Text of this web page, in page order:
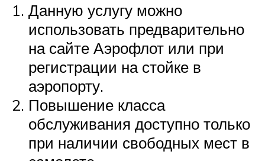
Данную услугу можно
использовать предварительно
на сайте Аэрофлот или при
регистрации на стойке в
аэропорту.
Повышение класса
обслуживания доступно только
при наличии свободных мест в